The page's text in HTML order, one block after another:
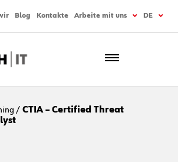
Blog Kontakte Arbeite mit uns DE
/ CTIA – Certified Threat